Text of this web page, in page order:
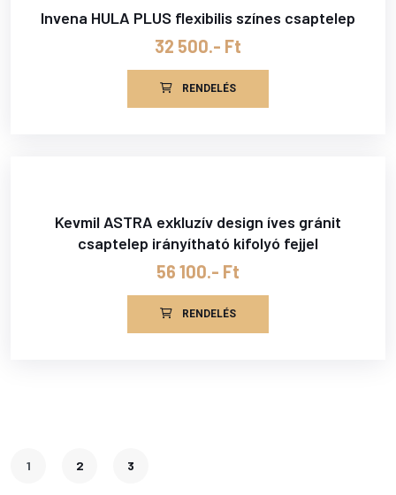
Invena HULA PLUS flexibilis színes csaptelep
32 500.- Ft
RENDELÉS
Kevmil ASTRA exkluzív design íves gránit
csaptelep irányítható kifolyó fejjel
56 100.- Ft
RENDELÉS
1 2 3